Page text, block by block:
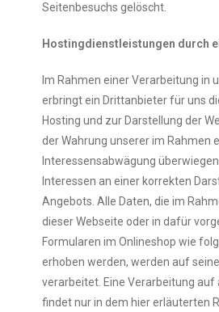
Seitenbesuchs gelöscht.
Hostingdienstleistungen durch
Im Rahmen einer Verarbeitung in
erbringt ein Drittanbieter für uns
Hosting und zur Darstellung der
der Wahrung unserer im Rahmen
Interessensabwägung
Interessen an einer korrekten
Angebots. Alle Daten, die im
dieser Webseite oder in dafür
Formularen im Onlineshop wie
erhoben werden, werden auf
verarbeitet. Eine Verarbeitung auf
findet nur in dem hier erläuterten